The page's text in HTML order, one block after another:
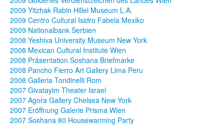
2009 Yitzhak Rabin Hillel Museum L.A.
2009 Centro Cultural Isidro Fabela Mexiko
2009 Nationalbank Serbien
2008 Yeshiva University Museum New York
2008 Mexican Cultural Institute Wien
2008 Präsentation Soshana Briefmarke
2008 Pancho Fierro Art Gallery Lima Peru
2008 Galleria Tondinelli Rom
2007 Givatayim Theater Israel
2007 Agora Gallery Chelsea New York
2007 Eröffnung Galerie Prisma Wien
2007 Soshana 80 Housewarming Party